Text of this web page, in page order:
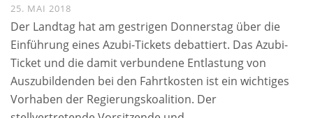
25. MAI 2018
Der Landtag hat am gestrigen Donnerstag über die
Einführung eines Azubi-Tickets debattiert. Das Azubi-
Ticket und die damit verbundene Entlastung von
Auszubildenden bei den Fahrtkosten ist ein wichtiges
Vorhaben der Regierungskoalition. Der